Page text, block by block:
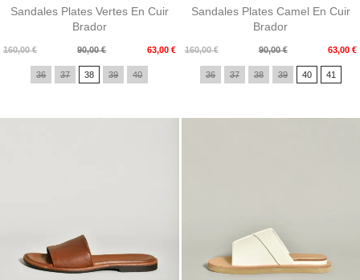
Sandales Plates Vertes En Cuir
Brador
160,00 €
Prix
90,00 € 63,00 €
Prix
36 37 38 39 40
Sandales Plates Camel En Cuir
Brador
160,00 €
Prix
base
90,00 € 63,00 €
Prix
36 37 38 39 40 41